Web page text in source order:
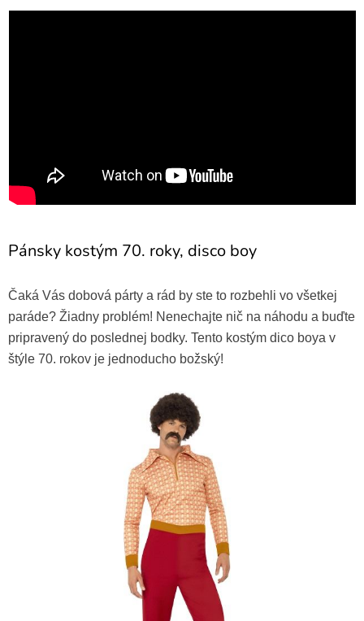
Pánsky kostým 70. roky, disco boy
Čaká Vás dobová párty a rád by ste to rozbehli vo všetkej
paráde? Žiadny problém! Nenechajte nič na náhodu a buďte
pripravený do poslednej bodky. Tento kostým dico boya v
štýle 70. rokov je jednoducho božský!